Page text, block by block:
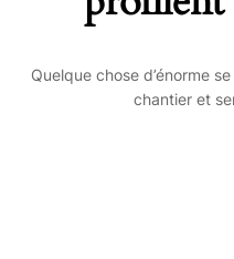
Quelque chose d’énorme
chantier et